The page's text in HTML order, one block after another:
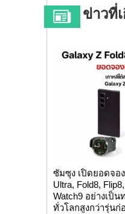
ข่าวที่
ซัมซุง เปิดยอดจอ
Ultra, Fold8,
Watch9 อย่างเป็น
ทั่วโลกสูงกว่ารุ่นก่